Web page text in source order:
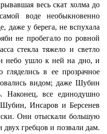
весь скат холма до
воде необыкновенно
даже у берега, не вспухала
не пробегало по ровной
стекла тяжело и светло
небо ушло к ней на дно, и
гляделись в ее прозрачное
видом; даже Шубин
Наконец, все единодушно
Шубин, Инсаров и Берсенев
Они отыскали большую
гребцов и позвали дам.